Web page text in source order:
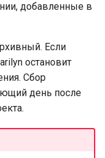
добавленные в
Если
остановит
Сбор
день после